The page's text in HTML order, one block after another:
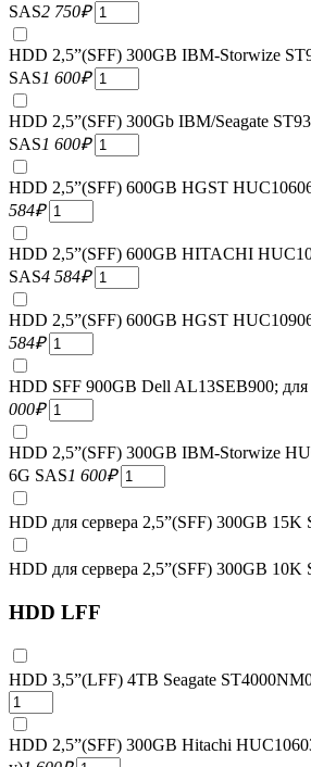
SAS2 750₽
HDD 2,5”(SFF) 300GB IBM-Storwize
SAS1 600₽
HDD 2,5”(SFF) 300Gb IBM/Seagate
SAS1 600₽
HDD 2,5”(SFF) 600GB HGST
584₽
HDD 2,5”(SFF) 600GB HITACHI
SAS4 584₽
HDD 2,5”(SFF) 600GB HGST
584₽
HDD SFF 900GB Dell AL13SEB900;
000₽
HDD 2,5”(SFF) 300GB IBM-Storwize
6G SAS1 600₽
HDD для сервера 2,5”(SFF) 300GB 15K
HDD для сервера 2,5”(SFF) 300GB 10K
HDD LFF
HDD 3,5”(LFF) 4TB Seagate
HDD 2,5”(SFF) 300GB Hitachi